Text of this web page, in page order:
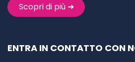
Scopri di più ➔
ENTRA IN CONTATTO CON